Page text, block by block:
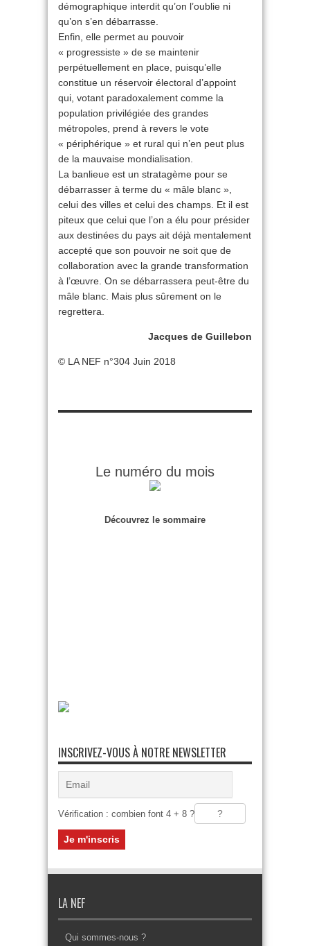
démographique interdit qu’on l’oublie ni
qu’on s’en débarrasse.
Enfin, elle permet au pouvoir
« progressiste » de se maintenir
perpétuellement en place, puisqu’elle
constitue un réservoir électoral d’appoint
qui, votant paradoxalement comme la
population privilégiée des grandes
métropoles, prend à revers le vote
« périphérique » et rural qui n’en peut plus
de la mauvaise mondialisation.
La banlieue est un stratagème pour se
débarrasser à terme du « mâle blanc »,
celui des villes et celui des champs. Et il est
piteux que celui que l’on a élu pour présider
aux destinées du pays ait déjà mentalement
accepté que son pouvoir ne soit que de
collaboration avec la grande transformation
à l’œuvre. On se débarrassera peut-être du
mâle blanc. Mais plus sûrement on le
regrettera.
Jacques de Guillebon
© LA NEF n°304 Juin 2018
Le numéro du mois
Découvrez le sommaire
INSCRIVEZ-VOUS À NOTRE NEWSLETTER
Vérification : combien font 4 + 8 ?
LA NEF
Qui sommes-nous ?